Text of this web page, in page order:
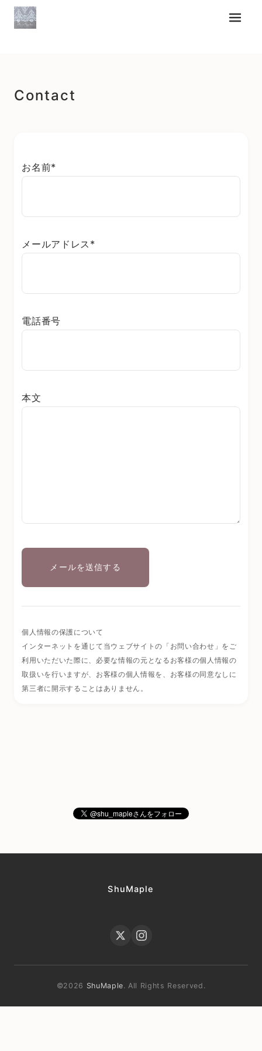
メニュ
Contact
お名前*
メールアドレス *
電話番号
本文
個人情報の保護について
インターネットを通じて当ウェブサイトの「お問い合わせ」をご
利用いただいた際に、必要な情報の元となるお客様の個人情報の
取扱いを行いますが、お客様の個人情報を、お客様の同意なしに
第三者に開示することはありません。
ShuMaple
©2026 ShuMaple. All Rights Reserved.